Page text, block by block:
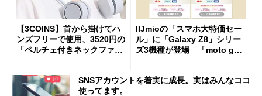
【3COINS】首から掛けてハ
ンズフリーで使用、3520円の
「ペルチェ付きネックファ
IIJmioの「スマホ大特価セー
ル」に「Galaxy Z8」シリー
ズ3機種が登場 「moto g37
SNSアカウントを着実に成長。実はみんなココ
使ってます。